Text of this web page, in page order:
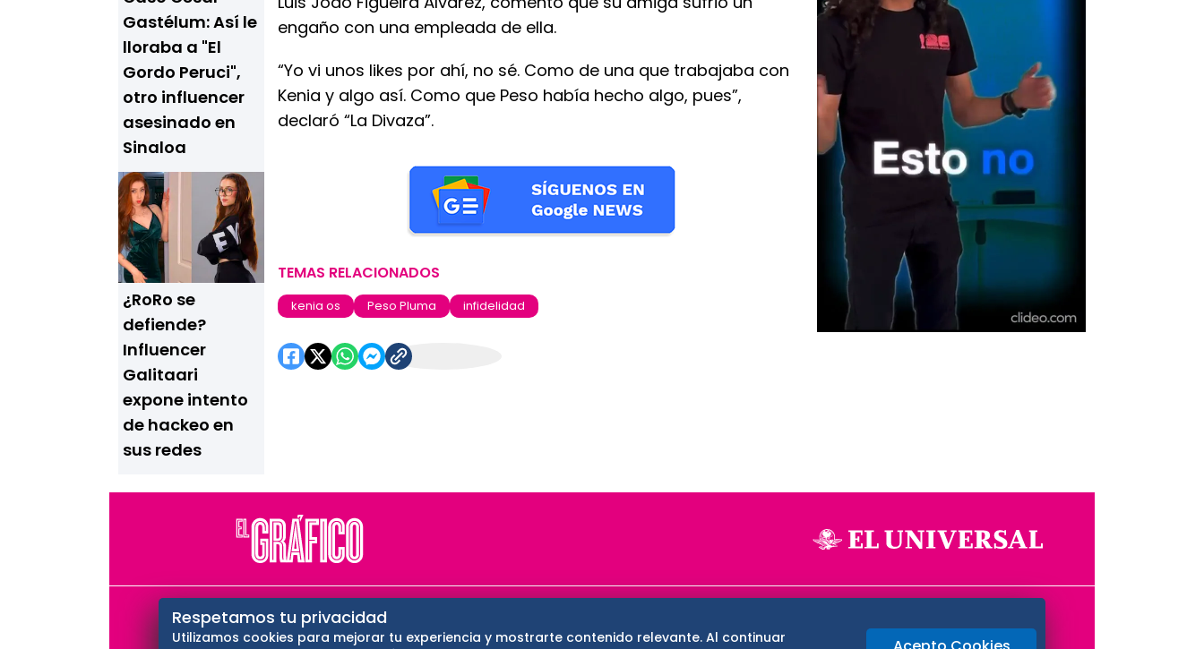
Gastélum: Así le
lloraba a "El
Gordo Peruci",
otro influencer
asesinado en
Sinaloa
¿RoRo se
defiende?
Influencer
Galitaari
expone intento
de hackeo en
sus redes
engaño con una empleada de ella.
“Yo vi unos likes por ahí, no sé. Como de una que trabajaba con
Kenia y algo así. Como que Peso había hecho algo, pues”,
declaró “La Divaza”.
TEMAS RELACIONADOS
kenia os Peso Pluma infidelidad
El Universal Vive USA Clase
Respetamos tu privacidad
Utilizamos cookies para mejorar tu experiencia y mostrarte contenido relevante. Al continuar